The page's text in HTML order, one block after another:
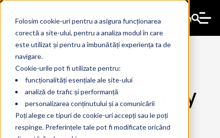
Folosim cookie-uri pentru a asigura funcționarea
corectă a site-ului, pentru a analiza modul în care
este utilizat și pentru a îmbunătăți experiența ta de
navigare.
Cookie-urile pot fi utilizate pentru:
funcționalități esențiale ale site-ului
analiză de trafic și performanță
personalizarea conținutului și a comunicării
Poți alege ce tipuri de cookie-uri accepți sau le poți
respinge. Preferințele tale pot fi modificate oricând
En
NetworkSecurity